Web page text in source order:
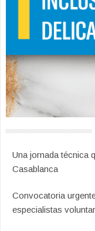
Una jornada técnica
Casablanca
Convocatoria
especialistas